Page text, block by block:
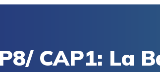
CAP1: La